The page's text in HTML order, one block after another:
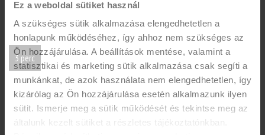
Ez a weboldal sütiket használ
A szükséges sütik alkalmazása elengedhetetlen a
honlapunk működéséhez, így ahhoz nem szükséges az
Ön hozzájárulása. A beállítások mentése, valamint a
statisztikai és marketing sütik alkalmazása csak segíti a
munkánkat, de azok használata nem elengedhetetlen, így
kizárólag az Ön hozzájárulása esetén alkalmazunk ilyen
sütit. Ismerje meg a sütik működését és tekintse meg az
általunk kezelt sütiket a részletes tájékoztatónkban.
Tovább olvasom
3 perc